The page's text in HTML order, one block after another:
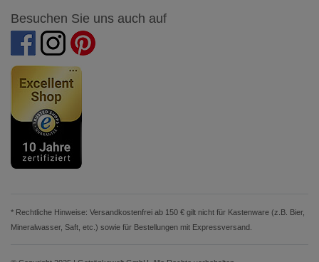
Besuchen Sie uns auch auf
* Rechtliche Hinweise: Versandkostenfrei ab 150 € gilt nicht für Kastenware (z.B. Bier,
Mineralwasser, Saft, etc.) sowie für Bestellungen mit Expressversand.